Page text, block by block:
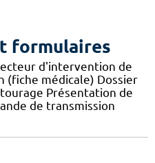
formulaires
d'intervention de
(fiche médicale) Dossier
Présentation de
de transmission